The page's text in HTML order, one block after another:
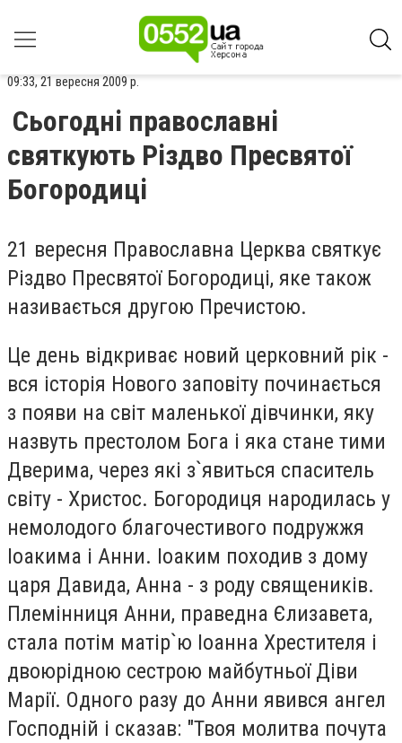
09:33, 21 вересня 2009 р.
Сьогодні православні
святкують Різдво Пресвятої
Богородиці
21 вересня Православна Церква святкує
Різдво Пресвятої Богородиці, яке також
називається другою Пречистою.
Це день відкриває новий церковний рік -
вся історія Нового заповіту починається
з появи на світ маленької дівчинки, яку
назвуть престолом Бога і яка стане тими
Дверима, через які з`явиться спаситель
світу - Христос. Богородиця народилась у
немолодого благочестивого подружжя
Іоакима і Анни. Іоаким походив з дому
царя Давида, Анна - з роду священиків.
Племінниця Анни, праведна Єлизавета,
стала потім матір`ю Іоанна Хрестителя і
двоюрідною сестрою майбутньої Діви
Марії. Одного разу до Анни явився ангел
Господній і сказав: "Твоя молитва почута